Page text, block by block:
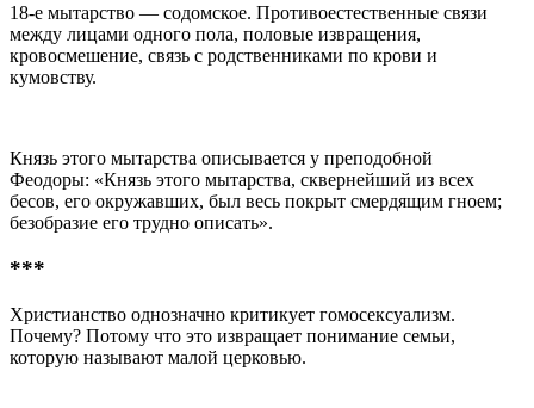
18-е мытарство — содомское. Противоестественные связи
между лицами одного пола, половые извращения,
кровосмешение, связь с родственниками по крови и
кумовству.
Князь этого мытарства описывается у преподобной
Феодоры: «Князь этого мытарства, сквернейший из всех
бесов, его окружавших, был весь покрыт смердящим гноем;
безобразие его трудно описать».
***
Христианство однозначно критикует гомосексуализм.
Почему? Потому что это извращает понимание семьи,
которую называют малой церковью.